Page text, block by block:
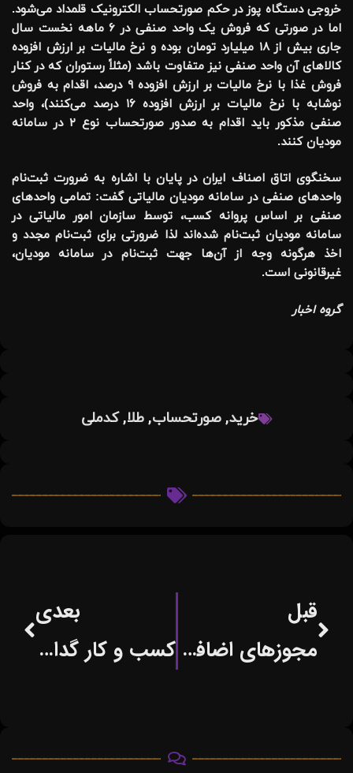
خروجی دستگاه پوز در حکم صورتحساب الکترونیک قلمداد می‌شود.
اما در صورتی که فروش یک واحد صنفی در ۶ ماهه نخست سال
جاری بیش از ۱۸ میلیارد تومان بوده و نرخ مالیات بر ارزش افزوده
کالاهای آن واحد صنفی نیز متفاوت باشد (مثلاً رستوران که در کنار
فروش غذا با نرخ مالیات بر ارزش افزوده ۹ درصد، اقدام به فروش
نوشابه با نرخ مالیات بر ارزش افزوده ۱۶ درصد می‌کنند)، واحد
صنفی مذکور باید اقدام به صدور صورتحساب نوع ۲ در سامانه
مودیان کنند.
سخنگوی اتاق اصناف ایران در پایان با اشاره به ضرورت ثبت‌نام
واحدهای صنفی در سامانه مودیان مالیاتی گفت: تمامی واحدهای
صنفی بر اساس پروانه کسب، توسط سازمان امور مالیاتی در
سامانه مودیان ثبت‌نام شده‌اند لذا ضرورتی برای ثبت‌نام مجدد و
اخذ هرگونه وجه از آن‌ها جهت ثبت‌نام در سامانه مودیان،
غیرقانونی است.
گروه اخبار
خرید,صورتحساب,طلا,کدملی
قبل
مجوزهای اضافی کسب وکار لغو شدند
بعدی
کسب و کار گدایی خیابانی درشهر لوکزامبورگ ممنوع شد!